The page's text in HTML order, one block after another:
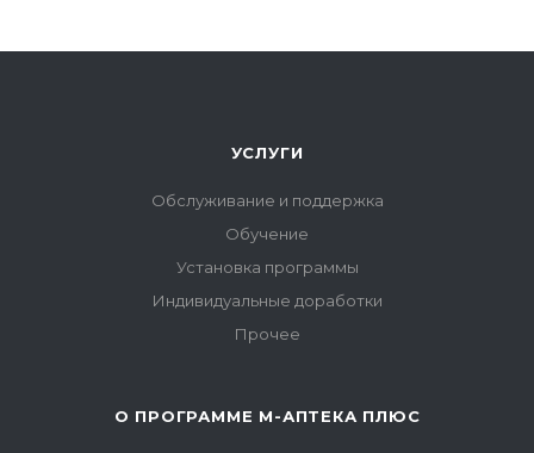
УСЛУГИ
Обслуживание и поддержка
Обучение
Установка программы
Индивидуальные доработки
Прочее
О ПРОГРАММЕ М-АПТЕКА ПЛЮС